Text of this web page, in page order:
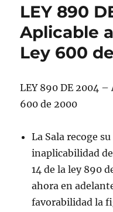
LEY 890
Aplicable
Ley 600
LEY 890 DE 2004 –
600 de 2000
La Sala recoge
inaplicabilidad
14 de la ley 890
ahora en
favorabilidad la